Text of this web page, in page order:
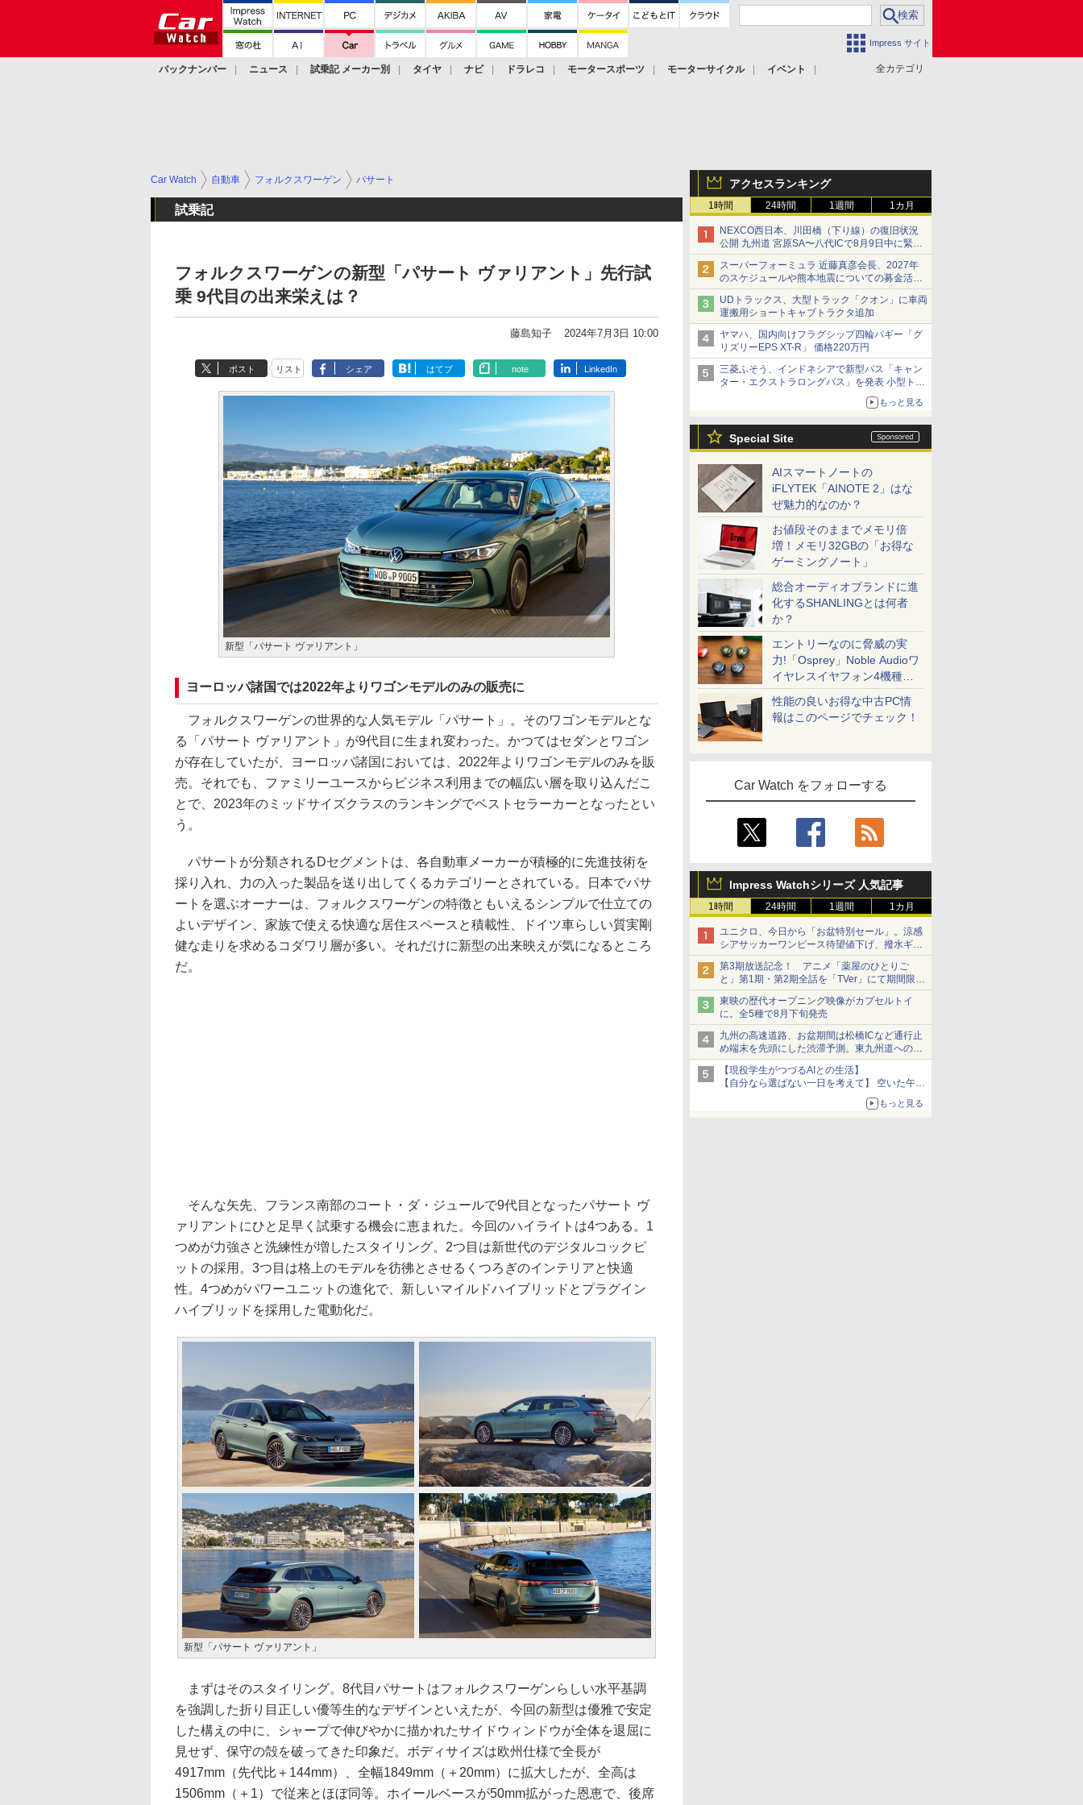
Impress サイト
全カテゴリ
バックナンバー ニュース 試乗記 メーカー別 タイヤ ナビ ドラレコ モータースポーツ モーターサイクル
イベント
アクセスランキング
1時間 24時間 1週間 1カ月
NEXCO西日本、川田橋（下り線）の復旧状況
公開 九州道 宮原SA〜八代ICで8月9日中に緊急
車両を通行可能に
スーパーフォーミュラ 近藤真彦会長、2027年
のスケジュールや熊本地震についての募金活動
を紹介
UDトラックス、大型トラック「クオン」に車両
運搬用ショートキャブトラクタ追加
ヤマハ、国内向けフラグシップ四輪バギー「グ
リズリーEPS XT-R」 価格220万円
三菱ふそう、インドネシアで新型バス「キャン
ター・エクストラロングバス」を発表 小型トラ
ックベースの観光・旅客輸送向けバス
もっと見る
Special Site
AIスマートノートの
iFLYTEK「AINOTE 2」はな
ぜ魅力的なのか？
お値段そのままでメモリ倍
増！メモリ32GBの「お得な
ゲーミングノート」
総合オーディオブランドに進
化するSHANLINGとは何者
か？
エントリーなのに脅威の実
力!「Osprey」Noble Audioワ
イヤレスイヤフォン4機種を
一気に聴く
性能の良いお得な中古PC情
報はこのページでチェック！
Car Watch をフォローする
Impress Watchシリーズ 人気記事
1時間 24時間 1週間 1カ月
ユニクロ、今日から「お盆特別セール」。涼感
シアサッカーワンピース待望値下げ、撥水ギア
ショーツは1990円に
第3期放送記念！ アニメ「薬屋のひとりご
と」第1期・第2期全話を「TVer」にて期間限定
で順次無料配信開始
東映の歴代オープニング映像がカプセルトイ
に。全5種で8月下旬発売
九州の高速道路、お盆期間は松橋ICなど通行止
め端末を先頭にした渋滞予測。東九州道への迂
回は料金調整を実施
【現役学生がつづるAIとの生活】
【自分なら選ばない一日を考えて】 空いた午後
をチャッピーに捧げたら、思わぬ絶景に出会っ
もっと見る
Car Watch 自動車 フォルクスワーゲン パサート
試乗記
フォルクスワーゲンの新型「パサート ヴァリアント」先行試
乗 9代目の出来栄えは？
藤島知子 2024年7月3日 10:00
ポスト リスト シェア はてブ note LinkedIn
新型「パサート ヴァリアント」
ヨーロッパ諸国では2022年よりワゴンモデルのみの販売に
フォルクスワーゲンの世界的な人気モデル「パサート」。そのワゴンモデルとな
る「パサート ヴァリアント」が9代目に生まれ変わった。かつてはセダンとワゴン
が存在していたが、ヨーロッパ諸国においては、2022年よりワゴンモデルのみを販
売。それでも、ファミリーユースからビジネス利用までの幅広い層を取り込んだこ
とで、2023年のミッドサイズクラスのランキングでベストセラーカーとなったとい
う。
パサートが分類されるDセグメントは、各自動車メーカーが積極的に先進技術を
採り入れ、力の入った製品を送り出してくるカテゴリーとされている。日本でパサ
ートを選ぶオーナーは、フォルクスワーゲンの特徴ともいえるシンプルで仕立ての
よいデザイン、家族で使える快適な居住スペースと積載性、ドイツ車らしい質実剛
健な走りを求めるコダワリ層が多い。それだけに新型の出来映えが気になるところ
だ。
そんな矢先、フランス南部のコート・ダ・ジュールで9代目となったパサート ヴ
ァリアントにひと足早く試乗する機会に恵まれた。今回のハイライトは4つある。1
つめが力強さと洗練性が増したスタイリング。2つ目は新世代のデジタルコックピ
ットの採用。3つ目は格上のモデルを彷彿とさせるくつろぎのインテリアと快適
性。4つめがパワーユニットの進化で、新しいマイルドハイブリッドとプラグイン
ハイブリッドを採用した電動化だ。
新型「パサート ヴァリアント」
まずはそのスタイリング。8代目パサートはフォルクスワーゲンらしい水平基調
を強調した折り目正しい優等生的なデザインといえたが、今回の新型は優雅で安定
した構えの中に、シャープで伸びやかに描かれたサイドウィンドウが全体を退屈に
見せず、保守の殻を破ってきた印象だ。ボディサイズは欧州仕様で全長が
4917mm（先代比＋144mm）、全幅1849mm（＋20mm）に拡大したが、全高は
1506mm（＋1）で従来とほぼ同等。ホイールベースが50mm拡がった恩恵で、後席